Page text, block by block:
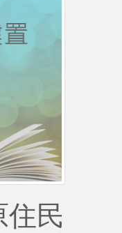
住民